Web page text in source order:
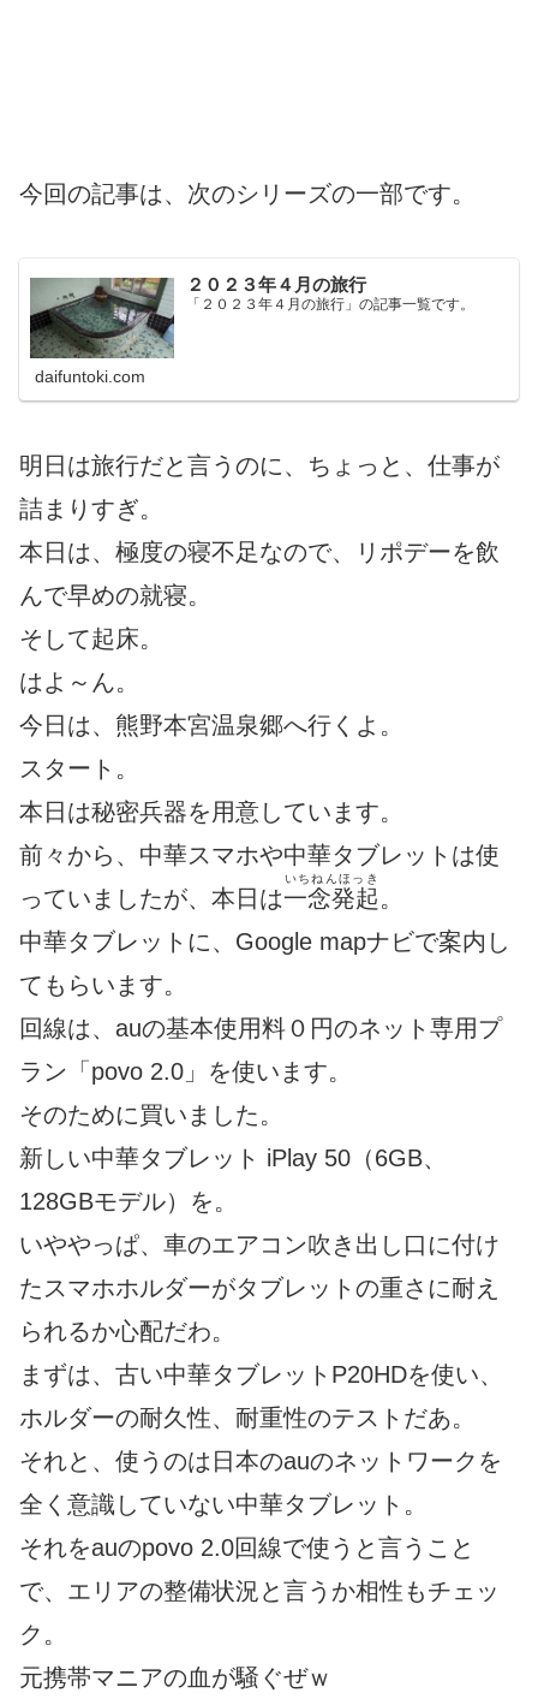
今回の記事は、次のシリーズの一部です。
２０２３年４月の旅行
「２０２３年４月の旅行」の記事一覧です。
daifuntoki.com
明日は旅行だと言うのに、ちょっと、仕事が
詰まりすぎ。
本日は、極度の寝不足なので、リポデーを飲
んで早めの就寝。
そして起床。
はよ～ん。
今日は、熊野本宮温泉郷へ行くよ。
スタート。
本日は秘密兵器を用意しています。
前々から、中華スマホや中華タブレットは使
っていましたが、本日は一念発起
いちねんほっき
。
中華タブレットに、Google mapナビで案内し
てもらいます。
回線は、auの基本使用料０円のネット専用プ
ラン「povo 2.0」を使います。
そのために買いました。
新しい中華タブレット iPlay 50（6GB、
128GBモデル）を。
いややっぱ、車のエアコン吹き出し口に付け
たスマホホルダーがタブレットの重さに耐え
られるか心配だわ。
まずは、古い中華タブレットP20HDを使い、
ホルダーの耐久性、耐重性のテストだあ。
それと、使うのは日本のauのネットワークを
全く意識していない中華タブレット。
それをauのpovo 2.0回線で使うと言うこと
で、エリアの整備状況と言うか相性もチェッ
ク。
元携帯マニアの血が騒ぐぜｗ